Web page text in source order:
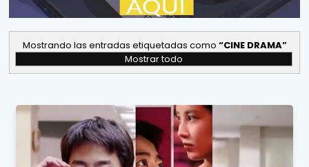
Mostrando las entradas etiquetadas como CINE DRAMA
Mostrar todo